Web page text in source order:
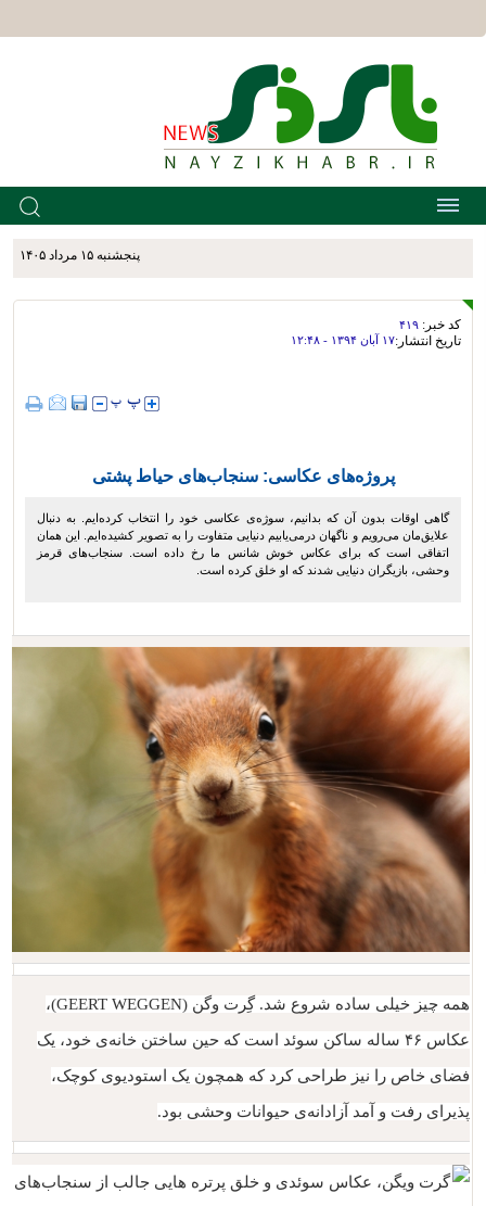
پنجشنبه ۱۵ مرداد ۱۴۰۵
کد خبر: ۴۱۹
تاریخ انتشار:۱۷ آبان ۱۳۹۴ - ۱۲:۴۸
پروژه‌های عکاسی: سنجاب‌های حیاط پشتی
گاهی اوقات بدون آن که بدانیم، سوژه‌ی عکاسی خود را انتخاب کرده‌ایم. به دنبال
علایق‌مان می‌رویم و ناگهان درمی‌یابیم دنیایی متفاوت را به تصویر کشیده‌ایم. این همان
اتفاقی است که برای عکاس خوش شانس ما رخ داده است. سنجاب‌های قرمز
وحشی، بازیگران دنیایی شدند که او خلق کرده است.
همه چیز خیلی ساده شروع شد. گِرت وگن (GEERT WEGGEN)،
عکاس ۴۶ ساله ساکن سوئد است که حین ساختن خانه‌ی خود، یک
فضای خاص را نیز طراحی کرد که همچون یک استودیوی کوچک،
پذیرای رفت و آمد آزادانه‌ی حیوانات وحشی بود.